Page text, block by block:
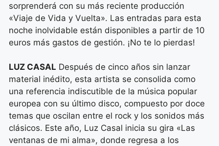
sorprenderá con su más reciente producción
«Viaje de Vida y Vuelta». Las entradas para esta
noche inolvidable están disponibles a partir de 10
euros más gastos de gestión. ¡No te lo pierdas!
LUZ CASAL Después de cinco años sin lanzar
material inédito, esta artista se consolida como
una referencia indiscutible de la música popular
europea con su último disco, compuesto por doce
temas que oscilan entre el rock y los sonidos más
clásicos. Este año, Luz Casal inicia su gira «Las
ventanas de mi alma», donde regresa a los